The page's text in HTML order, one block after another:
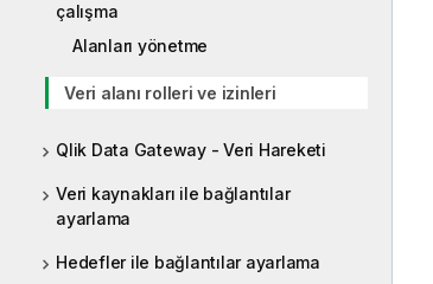
çalışma
Alanları yönetme
Veri alanı rolleri ve izinleri
Qlik Data Gateway - Veri Hareketi
Veri kaynakları ile bağlantılar
ayarlama
Hedefler ile bağlantılar ayarlama